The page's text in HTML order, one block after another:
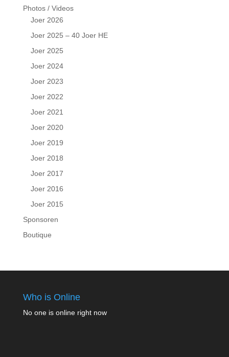
Photos / Videos
Joer 2026
Joer 2025 – 40 Joer HE
Joer 2025
Joer 2024
Joer 2023
Joer 2022
Joer 2021
Joer 2020
Joer 2019
Joer 2018
Joer 2017
Joer 2016
Joer 2015
Sponsoren
Boutique
Who is Online
No one is online right now